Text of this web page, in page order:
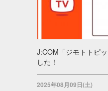
J:COM「ジモトトピ
した！
2025年08月09日(土)